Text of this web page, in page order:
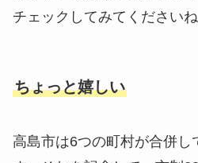
チェックしてみてくださいね
ちょっと嬉しい
高島市は6つの町村が合併し